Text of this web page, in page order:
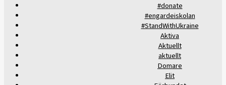
#donate
#engardeiskolan
#StandWithUkraine
Aktiva
Aktuellt
aktuellt
Domare
Elit